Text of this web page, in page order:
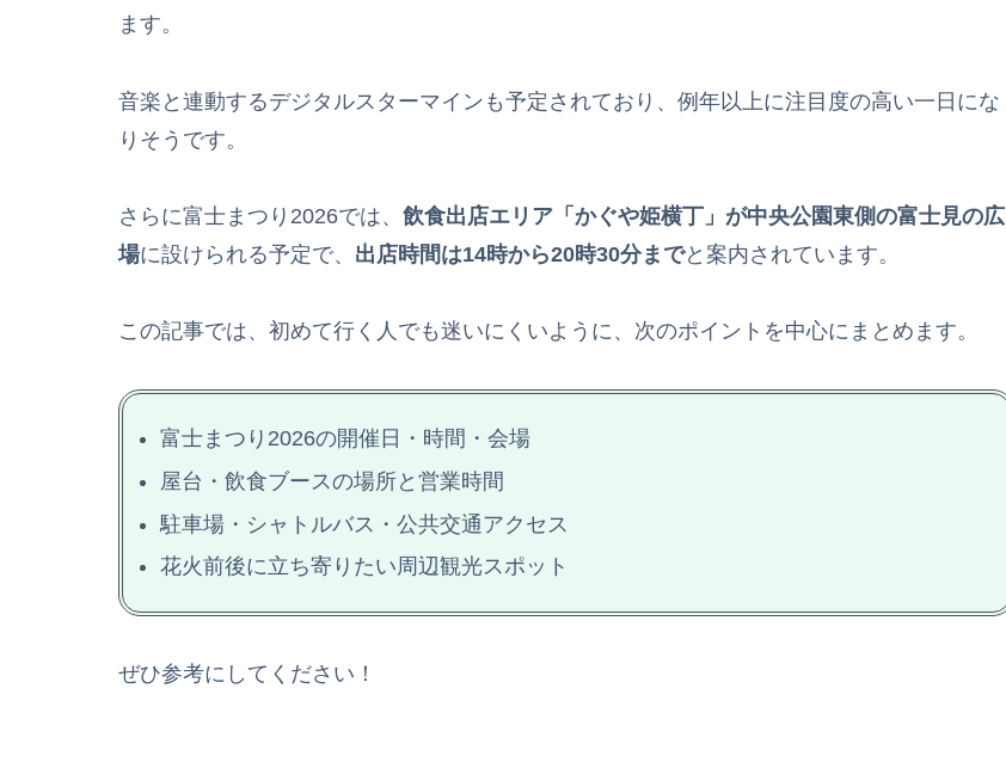
ます。
音楽と連動するデジタルスターマインも予定されており、例年以上に注目度の高い一日にな
りそうです。
さらに富士まつり2026では、 飲食出店エリア「かぐや姫横丁」が中央公園東側の富士見の広
場に設けられる予定で、 出店時間は14時から20時30分までと案内されています。
この記事では、初めて行く人でも迷いにくいように、次のポイントを中心にまとめます。
富士まつり2026の開催日・時間・会場
屋台・飲食ブースの場所と営業時間
駐車場・シャトルバス・公共交通アクセス
花火前後に立ち寄りたい周辺観光スポット
ぜひ参考にしてください！